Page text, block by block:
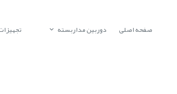
صفحه اصلی دوربین مداربسته